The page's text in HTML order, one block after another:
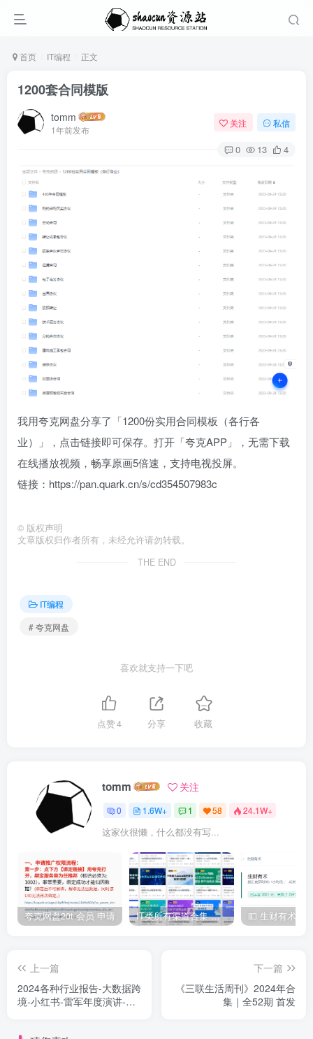
首页 IT编程 正文
1200套合同模版
tomm
1年前发布
关注 私信
0 13 4
我用夸克网盘分享了「1200份实用合同模板（各行各
业）」，点击链接即可保存。打开「夸克APP」，无需下载
在线播放视频，畅享原画5倍速，支持电视投屏。
链接：https://pan.quark.cn/s/cd354507983c
© 版权声明
文章版权归作者所有，未经允许请勿转载。
THE END
IT编程
# 夸克网盘
喜欢就支持一下吧
点赞4 分享 收藏
tomm 关注
0 1.6W+ 1 58 24.1W+
这家伙很懒，什么都没有写...
夸克网盘20t 会员 申请 IT类所有渠道合集 持续日更，目前近四千多条资源 年费用户微信私信获取权限
上一篇
2024各种行业报告-大数据跨
境-小红书-雷军年度演讲-华
下一篇
《三联生活周刊》2024年合
集｜全52期 首发